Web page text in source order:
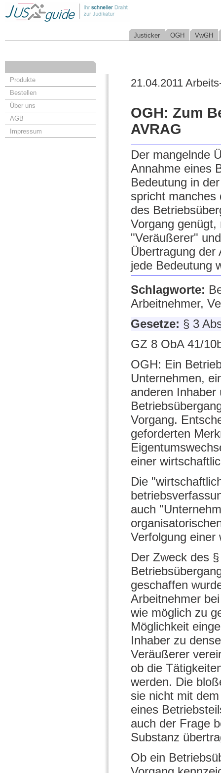
Justicker OGH VwGH
Produkte
Bestellen
Über uns
AGB
Impressum
21.04.2011
OGH: Zum
AVRAG
Der mangelnde
Annahme eines
Bedeutung in
spricht manches
des
Vorgang
"Veräußerer"
Übertragung der
jede Bedeutung
Schlagworte:
Arbeitnehmer,
Gesetze: § 3
GZ 8 ObA 41/
OGH: Ein
Unternehmen,
anderen Inhaber
Vorgang.
geforderten
einer
Die
auch
Verfolgung einer
Der Zweck des
geschaffen
Arbeitnehmer
wie möglich zu
Möglichkeit
Inhaber zu
Veräußerer
ob die
werden. Die
sie nicht mit
eines
auch der Frage
Substanz
Ob ein